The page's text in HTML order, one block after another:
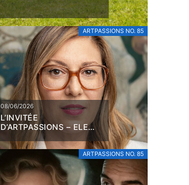
ARTPASSIONS NO. 85
08/06/2026
L’INVITÉE
D’ARTPASSIONS – ELENA
FILIPOVIC
ARTPASSIONS NO. 85